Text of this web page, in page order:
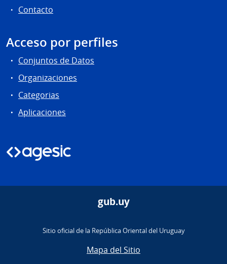
Contacto
Acceso por perfiles
Conjuntos de Datos
Organizaciones
Categorias
Aplicaciones
gub.uy
Sitio oficial de la República Oriental del Uruguay
Mapa del Sitio